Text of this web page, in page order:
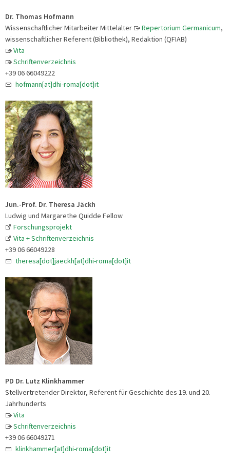
Dr. Thomas Hofmann
Wissenschaftlicher Mitarbeiter Mittelalter
Repertorium Germanicum,
wissenschaftlicher Referent (Bibliothek), Redaktion (QFIAB)
Vita
Schriftenverzeichnis
+39 06 66049222
hofmann[at]dhi-roma[dot]it
Jun.-Prof. Dr. Theresa Jäckh
Ludwig und Margarethe Quidde Fellow
Forschungsprojekt
Vita + Schriftenverzeichnis
+39 06 66049228
theresa[dot]jaeckh[at]dhi-roma[dot]it
PD Dr. Lutz Klinkhammer
Stellvertretender Direktor, Referent für Geschichte des 19. und 20.
Jahrhunderts
Vita
Schriftenverzeichnis
+39 06 66049271
klinkhammer[at]dhi-roma[dot]it